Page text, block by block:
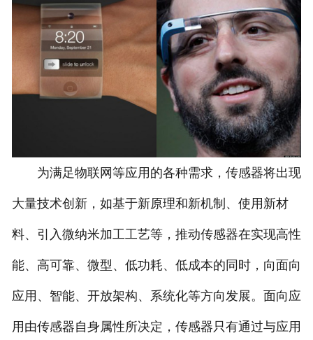
为满足物联网等应用的各种需求，传感器将出现
大量技术创新，如基于新原理和新机制、使用新材
料、引入微纳米加工工艺等，推动传感器在实现高性
能、高可靠、微型、低功耗、低成本的同时，向面向
应用、智能、开放架构、系统化等方向发展。面向应
用由传感器自身属性所决定，传感器只有通过与应用